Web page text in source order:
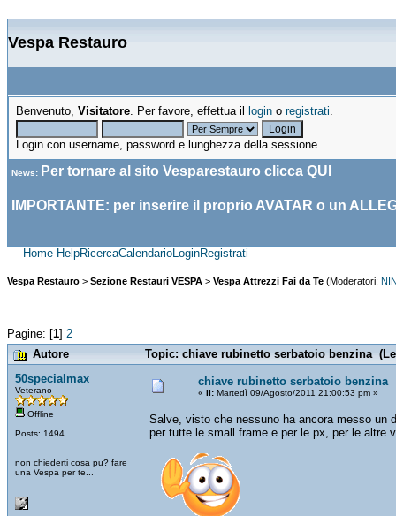
Vespa Restauro
Benvenuto, Visitatore. Per favore, effettua il login o registrati.
Login con username, password e lunghezza della sessione
News: Per tornare al sito Vesparestauro clicca QUI
IMPORTANTE: per inserire il proprio AVATAR o un
Home HelpRicercaCalendarioLoginRegistrati
Vespa Restauro > Sezione Restauri VESPA > Vespa Attrezzi Fai da Te (Moderatori:
Pagine: [1] 2
Autore
Topic: chiave rubinetto serbatoio benzina
50specialmax
Veterano
Offline
Posts: 1494
non chiederti cosa pu? fare
una Vespa per te...
chiave rubinetto serbatoio benzina
« il: Martedì 09/Agosto/2011 21:00:53 pm »
Salve, visto che nessuno ha ancora messo un
per tutte le small frame e per le px, per le altre